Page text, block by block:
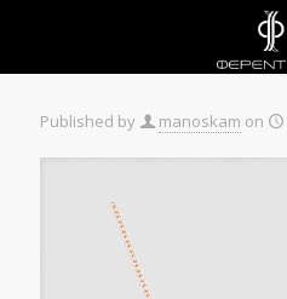
Published by manoskam on